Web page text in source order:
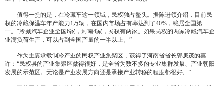
值得一提的是，在冷藏车这一领域，民权独占鳌头。据陈进领介绍，目前民
权的冷藏保温车年产能力1万辆，在国内市场占有率达到了40%，稳居全国第
一。“冷藏汽车企业全国6家，河南4家，民权有两家。如果民权的两家冷藏汽车企
业满负荷生产，可以占到全国产量的一半以上。”
作为主要承载制冷产业的民权产业集聚区，获得了河南省省长郭庚茂的嘉
许：“民权县的产业集聚区做得很好，是全省为数不多的专业集群发展、产业朝阳
发展的示范区。无论是产业发展方向还是承接产业转移的程度都很好。”